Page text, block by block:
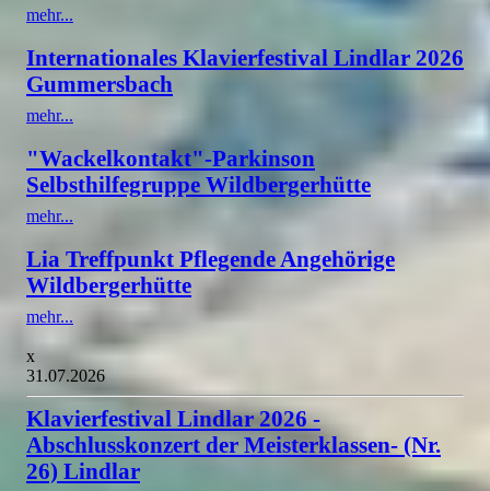
mehr...
Internationales Klavierfestival Lindlar 2026
Gummersbach
mehr...
"Wackelkontakt"-Parkinson
Selbsthilfegruppe Wildbergerhütte
mehr...
Lia Treffpunkt Pflegende Angehörige
Wildbergerhütte
mehr...
x
31.07.2026
Klavierfestival Lindlar 2026 -
Abschlusskonzert der Meisterklassen- (Nr.
26) Lindlar